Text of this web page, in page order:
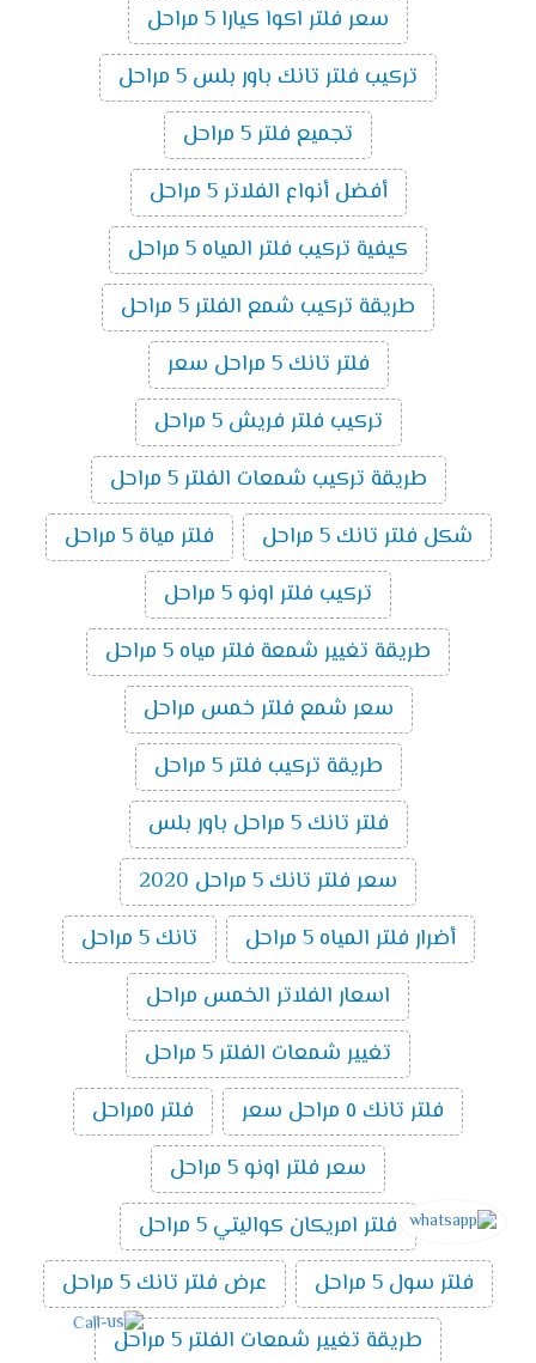
سعر فلتر اكوا كيارا 5 مراحل
تركيب فلتر تانك باور بلس 5 مراحل
تجميع فلتر 5 مراحل
أفضل أنواع الفلاتر 5 مراحل
كيفية تركيب فلتر المياه 5 مراحل
طريقة تركيب شمع الفلتر 5 مراحل
فلتر تانك 5 مراحل سعر
تركيب فلتر فريش 5 مراحل
طريقة تركيب شمعات الفلتر 5 مراحل
شكل فلتر تانك 5 مراحل
فلتر مياة 5 مراحل
تركيب فلتر اونو 5 مراحل
طريقة تغيير شمعة فلتر مياه 5 مراحل
سعر شمع فلتر خمس مراحل
طريقة تركيب فلتر 5 مراحل
فلتر تانك 5 مراحل باور بلس
سعر فلتر تانك 5 مراحل 2020
أضرار فلتر المياه 5 مراحل
تانك 5 مراحل
اسعار الفلاتر الخمس مراحل
تغيير شمعات الفلتر 5 مراحل
فلتر تانك ٥ مراحل سعر
فلتر ٥مراحل
سعر فلتر اونو 5 مراحل
فلتر امريكان كواليتي 5 مراحل
فلتر سول 5 مراحل
عرض فلتر تانك 5 مراحل
طريقة تغيير شمعات الفلتر 5 مراحل